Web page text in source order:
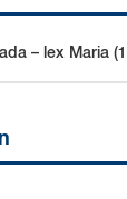
– lex Maria